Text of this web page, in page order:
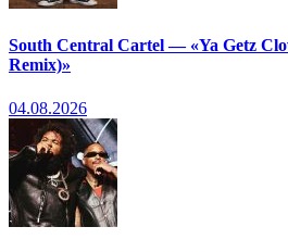
South Central Cartel — «Ya Getz
Remix)»
04.08.2026